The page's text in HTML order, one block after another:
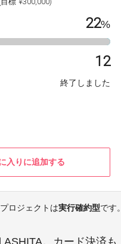
22%
12
終了しました
入りに追加する
ロジェクトは実行確約型です。
。カード決済も